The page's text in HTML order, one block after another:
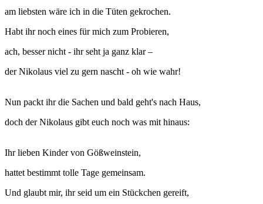
am liebsten wäre ich in die Tüten gekrochen.
Habt ihr noch eines für mich zum Probieren,
ach, besser nicht - ihr seht ja ganz klar –
der Nikolaus viel zu gern nascht - oh wie wahr!
Nun packt ihr die Sachen und bald geht's nach Haus,
doch der Nikolaus gibt euch noch was mit hinaus:
Ihr lieben Kinder von Gößweinstein,
hattet bestimmt tolle Tage gemeinsam.
Und glaubt mir, ihr seid um ein Stückchen gereift,